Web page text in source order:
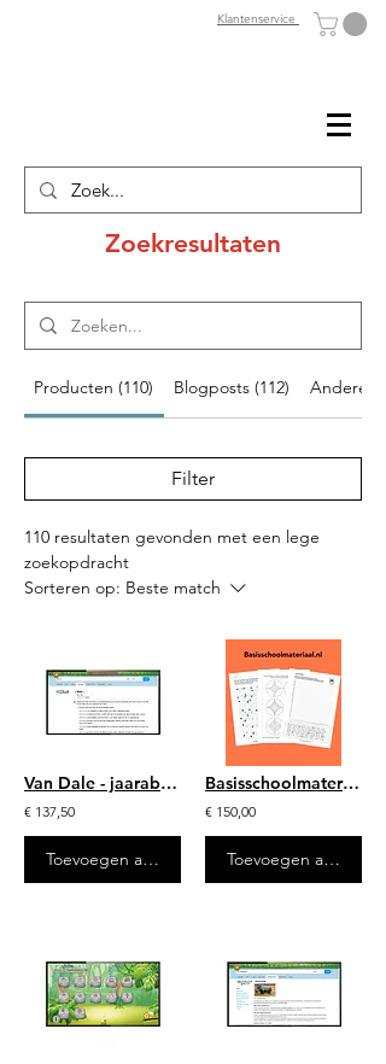
Klantenservice
Zoekresultaten
Producten (110) Blogposts (112) Andere
Filter
110 resultaten gevonden met een lege
zoekopdracht
Sorteren op: Beste match
Van Dale - jaarabonnement
€ 137,50
Toevoegen aan winkelwagen
Basisschoolmateriaal.nl schoollicentie groep 1-8, 1 jaar
€ 150,00
Toevoegen aan